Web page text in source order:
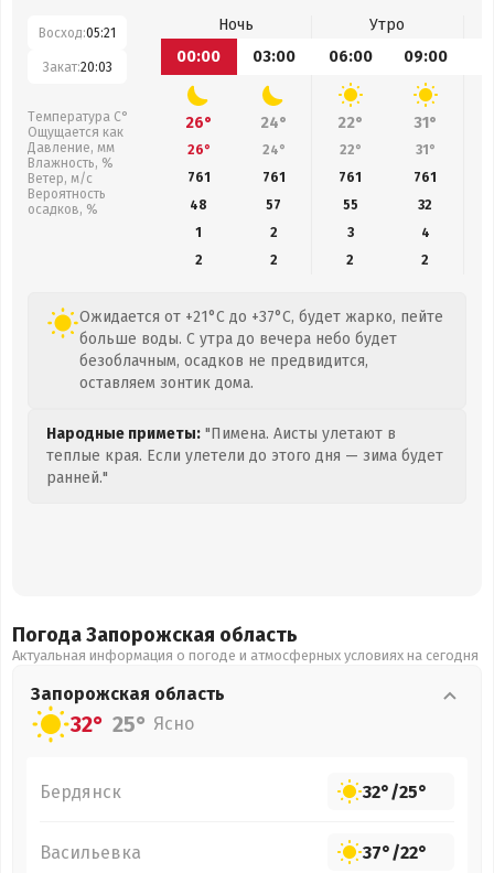
Восход:05:21
Закат:20:03
Температура С°
Ощущается как
Давление, мм
Влажность, %
Ветер, м/с
Вероятность
осадков, %
Ночь
Утро
00:00
03:00 06:00 09:00
26° 24° 22° 31°
26° 24° 22° 31°
761
761 761 761
48
57 55 32
1
2 3
4
2
2 2 2
Ожидается от +21°C до +37°C, будет жарко, пейте
больше воды. С утра до вечера небо будет
безоблачным, осадков не предвидится,
оставляем зонтик дома.
Народные приметы: "Пимена. Аисты улетают в
теплые края. Если улетели до этого дня — зима будет
ранней."
Погода Запорожская область
Актуальная информация о погоде и атмосферных условиях на сегодня
Запорожская область
32° 25° Ясно
Бердянск 32°/25°
Васильевка 37°/22°